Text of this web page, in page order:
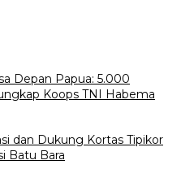
Depan Papua: 5.000
Koops TNI Habema
dan Dukung Kortas Tipikor
Batu Bara